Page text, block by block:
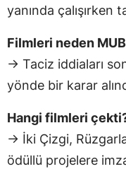
yanında çalışırken
Filmleri neden
→ Taciz iddiaları
yönde bir karar
Hangi filmleri
→ İki Çizgi,
ödüllü projelere